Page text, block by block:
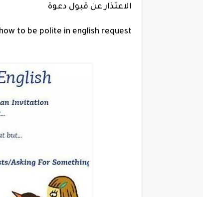
الاعتذار عن قبول دعوة
how to be polite in english request